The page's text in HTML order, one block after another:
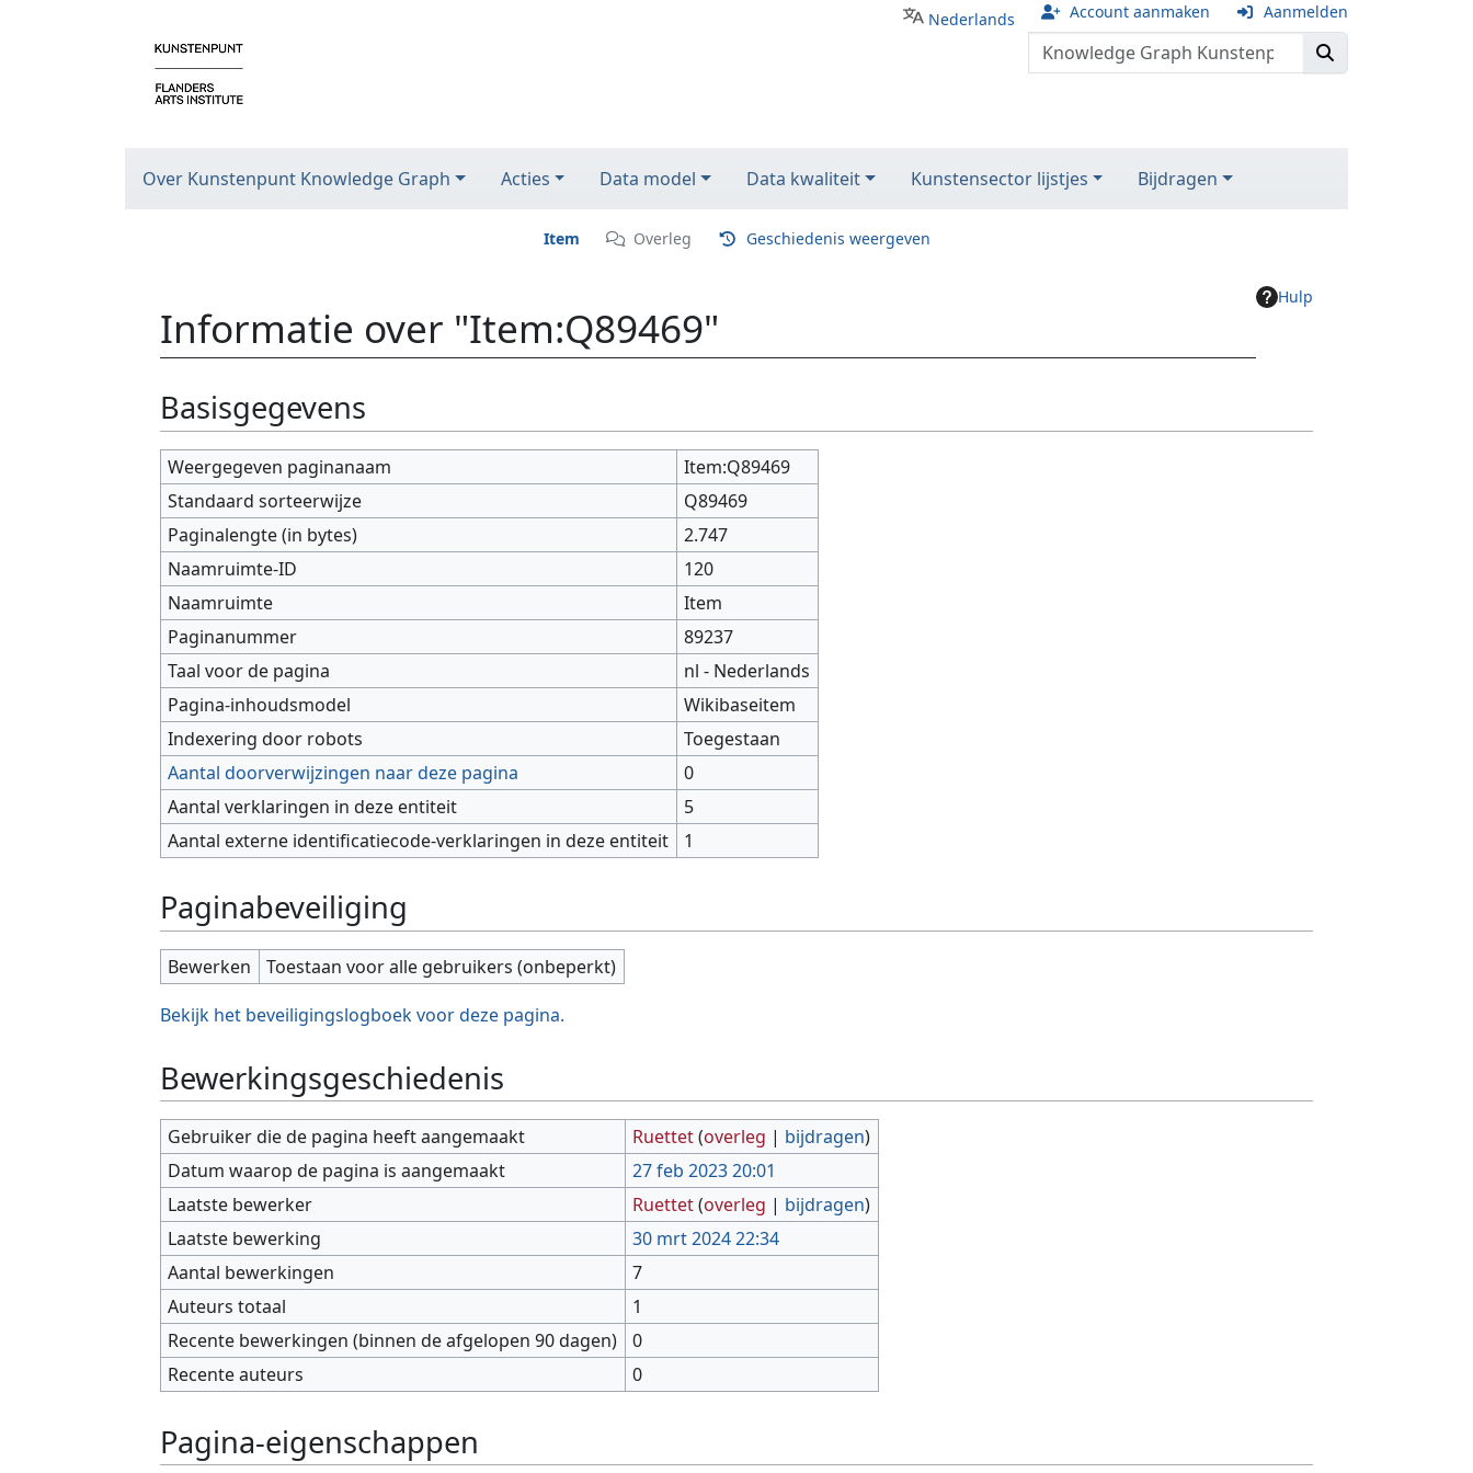
Nederlands Account aanmaken Aanmelden
Over Kunstenpunt Knowledge Graph Acties Data model Data kwaliteit Kunstensector lijstjes Bijdragen
Item Overleg Geschiedenis weergeven
Hulp
Informatie over "Item:Q89469"
Basisgegevens
Weergegeven paginanaam
Item:Q89469
Standaard sorteerwijze
Q89469
Paginalengte (in bytes)
2.747
Naamruimte-ID
120
Naamruimte
Item
Paginanummer
89237
Taal voor de pagina
nl - Nederlands
Pagina-inhoudsmodel
Wikibaseitem
Indexering door robots
Toegestaan
Aantal doorverwijzingen naar deze pagina
0
Aantal verklaringen in deze entiteit
5
Aantal externe identificatiecode-verklaringen in deze entiteit
1
Paginabeveiliging
Bewerken
Toestaan voor alle gebruikers (onbeperkt)
Bekijk het beveiligingslogboek voor deze pagina.
Bewerkingsgeschiedenis
Gebruiker die de pagina heeft aangemaakt Ruettet(overleg | bijdragen)
Datum waarop de pagina is aangemaakt
27 feb 2023 20:01
Laatste bewerker
Ruettet(overleg | bijdragen)
Laatste bewerking
30 mrt 2024 22:34
Aantal bewerkingen
7
Auteurs totaal
1
Recente bewerkingen (binnen de afgelopen 90 dagen)
0
Recente auteurs
0
Pagina-eigenschappen